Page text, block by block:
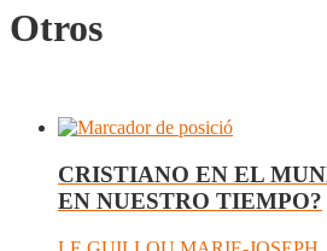
Otros
­CRISTIANO EN EL
EN NUESTRO TIEMPO?